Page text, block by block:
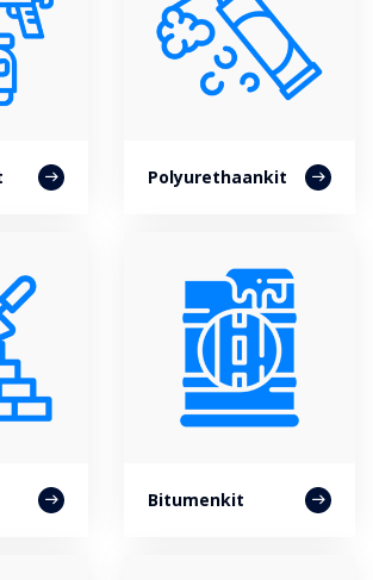
Polyurethaankit
Bitumenkit